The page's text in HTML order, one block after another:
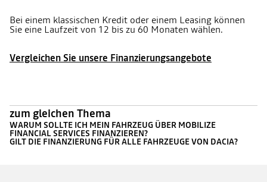
Bei einem klassischen Kredit oder einem Leasing können
Sie eine Laufzeit von 12 bis zu 60 Monaten wählen.
Vergleichen Sie unsere Finanzierungsangebote
zum gleichen Thema
WARUM SOLLTE ICH MEIN FAHRZEUG ÜBER MOBILIZE
FINANCIAL SERVICES FINANZIEREN?
GILT DIE FINANZIERUNG FÜR ALLE FAHRZEUGE VON DACIA?